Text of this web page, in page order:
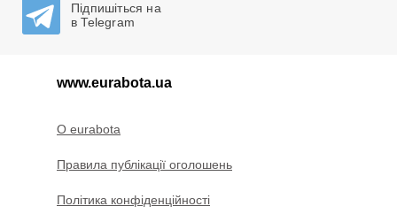
Підпишіться на
в Telegram
www.eurabota.ua
O eurabota
Правила публікації оголошень
Політика конфіденційності